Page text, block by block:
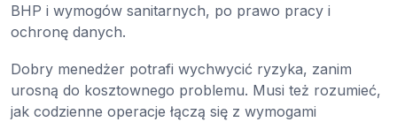
BHP i wymogów sanitarnych, po prawo pracy i
ochronę danych.
Dobry menedżer potrafi wychwycić ryzyka, zanim
urosną do kosztownego problemu. Musi też rozumieć,
jak codzienne operacje łączą się z wymogami